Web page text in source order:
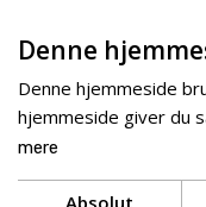
Denne
Denne hjemmeside
hjemmeside giver du
mere
Absolut